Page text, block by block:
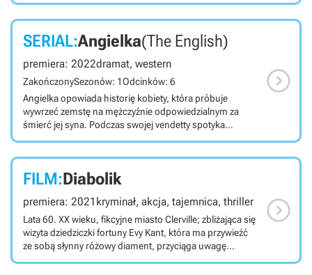
SERIAL:Angielka(The English)
premiera: 2022dramat, western
ZakończonySezonów: 1Odcinków: 6
Angielka opowiada historię kobiety, która próbuje
wywrzeć zemstę na mężczyźnie odpowiedzialnym za
śmierć jej syna. Podczas swojej vendetty spotyka
granicy cienia) zrealizowanym dla platformy Amazon
zachodzie Stanów Zjednoczonych w 1890 roku. Do tej
jeszcze nieujarzmionej okolicy przybywa angielka
Cornelia Locke. Ma ona dość nietypowy cel – odnaleźć i
wywrzeć zemstę na człowieku, którego uważa za

FILM:Diabolik
premiera: 2021 kryminał, akcja, tajemnica, thriller
Lata 60. XX wieku, fikcyjne miasto Clerville; zbliżająca się
wizyta dziedziczki fortuny Evy Kant, która ma przywieźć
ze sobą słynny różowy diament, przyciąga uwagę
